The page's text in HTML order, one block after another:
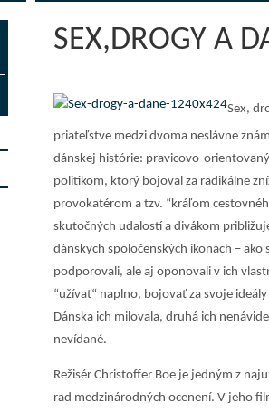
SEX,DROGY A
Sex,
priateľstve medzi dvoma neslávne
dánskej histórie: pravicovo-
politikom, ktorý bojoval za radikálne
provokatérom a tzv. “kráľom
skutočných udalostí a divákom
dánskych spoločenských ikonách –
podporovali, ale aj oponovali v ich
“užívať“ naplno, bojovať za svoje
Dánska ich milovala, druhá ich
nevídané.
Režisér Christoffer Boe je jedným z
rad medzinárodných ocenení. V jeho